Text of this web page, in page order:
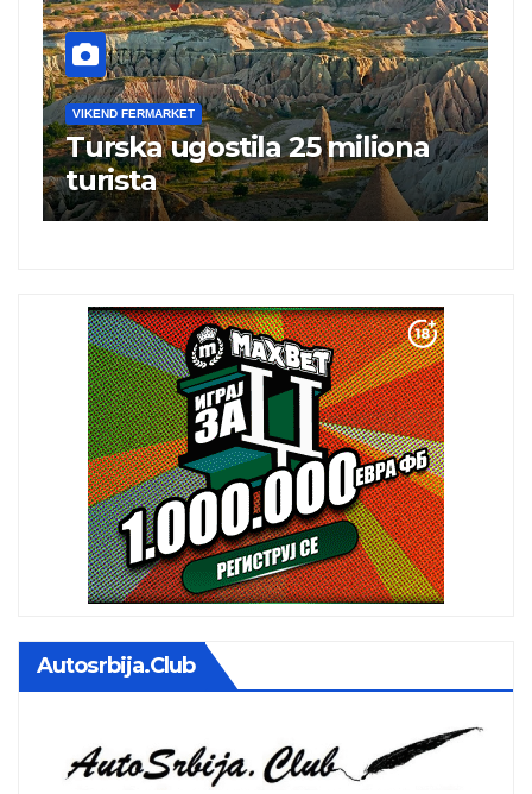
VIKEND FERMARKET
Turska ugostila 25 miliona
turista
Autosrbija.club